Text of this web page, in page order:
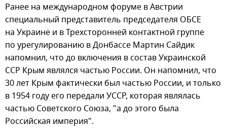
Ранее на международном форуме в Австрии
специальный представитель председателя ОБСЕ
на Украине и в Трехсторонней контактной группе
по урегулированию в Донбассе Мартин Сайдик
напомнил, что до включения в состав Украинской
ССР Крым являлся частью России. Он напомнил, что
30 лет Крым фактически был частью России, и только
в 1954 году его передали УССР, которая являлась
частью Советского Союза, "а до этого была
Российская империя".